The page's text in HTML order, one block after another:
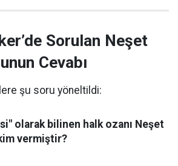
Sorulan Neşet
Cevabı
şu soru yöneltildi:
olarak bilinen halk ozanı Neşet
kim vermiştir?